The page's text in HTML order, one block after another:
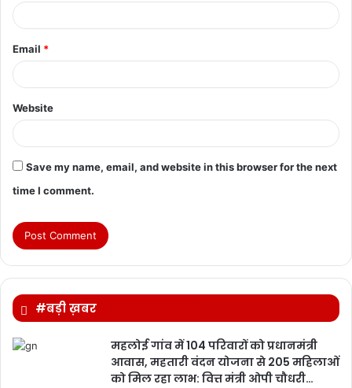
Email *
Website
Save my name, email, and website in this browser for the next
time I comment.
#बड़ी ख़बर
महलोई गांव में 104 परिवारों को प्रधानमंत्री
आवास, महतारी वंदन योजना से 205 महिलाओं
को मिल रहा लाभ: वित्त मंत्री ओपी चौधरी…